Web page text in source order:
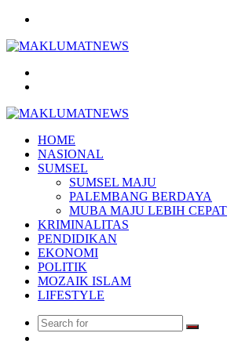
HOME
NASIONAL
SUMSEL
SUMSEL MAJU
PALEMBANG BERDAYA
MUBA MAJU LEBIH CEPAT
KRIMINALITAS
PENDIDIKAN
EKONOMI
POLITIK
MOZAIK ISLAM
LIFESTYLE
Search